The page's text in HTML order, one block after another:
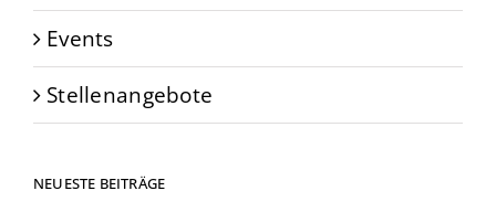
Events
Stellenangebote
NEUESTE BEITRÄGE